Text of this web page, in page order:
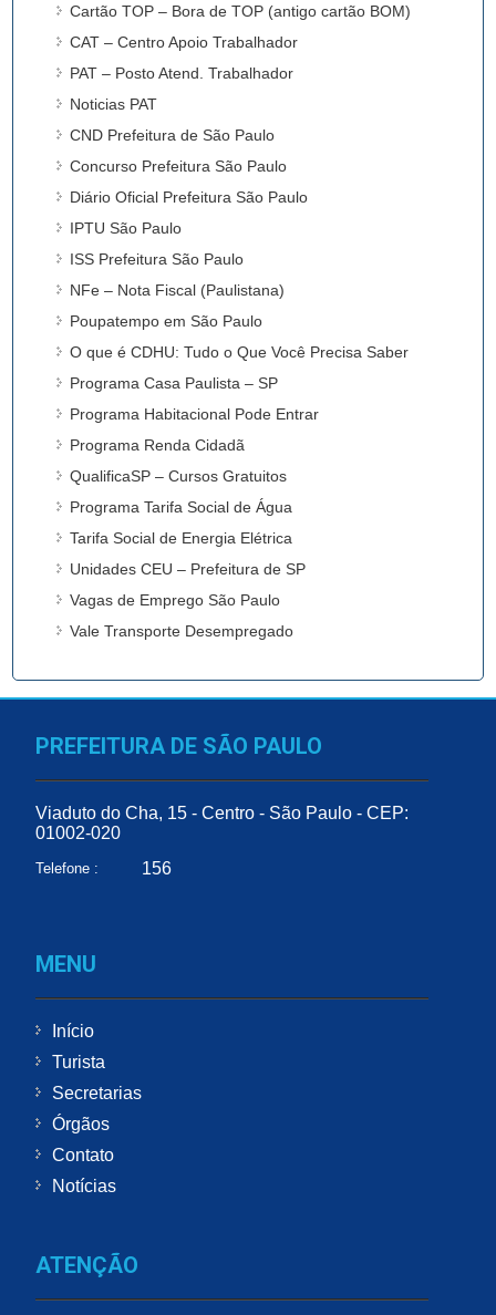
Cartão TOP – Bora de TOP (antigo cartão BOM)
CAT – Centro Apoio Trabalhador
PAT – Posto Atend. Trabalhador
Noticias PAT
CND Prefeitura de São Paulo
Concurso Prefeitura São Paulo
Diário Oficial Prefeitura São Paulo
IPTU São Paulo
ISS Prefeitura São Paulo
NFe – Nota Fiscal (Paulistana)
Poupatempo em São Paulo
O que é CDHU: Tudo o Que Você Precisa Saber
Programa Casa Paulista – SP
Programa Habitacional Pode Entrar
Programa Renda Cidadã
QualificaSP – Cursos Gratuitos
Programa Tarifa Social de Água
Tarifa Social de Energia Elétrica
Unidades CEU – Prefeitura de SP
Vagas de Emprego São Paulo
Vale Transporte Desempregado
PREFEITURA DE SÃO PAULO
Viaduto do Cha, 15 - Centro - São Paulo - CEP:
01002-020
Telefone : 156
MENU
Início
Turista
Secretarias
Órgãos
Contato
Notícias
ATENÇÃO